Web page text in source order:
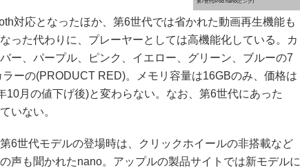
第7世代iPod nano(ピンク)
対応となったほか、第6世代では省かれた動画再生機能も
った代わりに、プレーヤーとしては高機能化している。カ
ー、パープル、ピンク、イエロー、グリーン、ブルーの7
ーの(PRODUCT RED)。メモリ容量は16GBのみ、価格は
10月の値下げ後)と変わらない。なお、第6世代にあった
いない。
6世代モデルの登場時は、クリックホイールの非搭載など
声も聞かれたnano。アップルの製品サイトでは新モデルに